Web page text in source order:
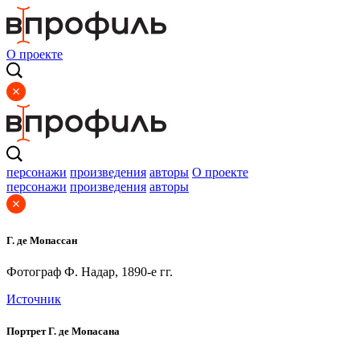
О проекте
персонажи произведения авторы О проекте
персонажи произведения авторы
Г. де Мопассан
Фотограф Ф. Надар, 1890-е гг.
Источник
Портрет Г. де Мопасана